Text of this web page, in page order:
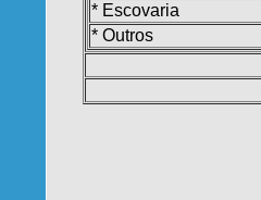
* Escovaria
* Outros